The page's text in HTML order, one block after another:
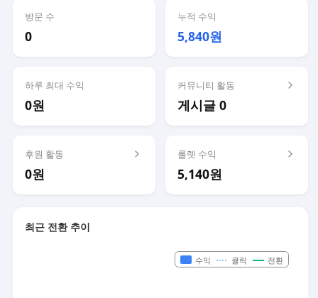
방문 수
0
누적 수익
5,840원
하루 최대 수익
0원
커뮤니티 활동
게시글 0
후원 활동
0원
룰렛 수익
5,140원
최근 전환 추이